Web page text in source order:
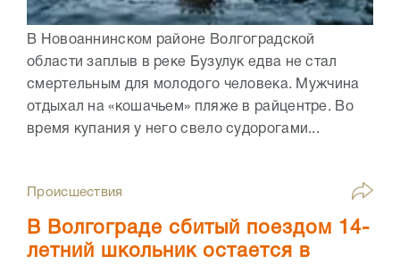
В Новоаннинском районе Волгоградской
области заплыв в реке Бузулук едва не стал
смертельным для молодого человека. Мужчина
отдыхал на «кошачьем» пляже в райцентре. Во
время купания у него свело судорогами...
Происшествия
В Волгограде сбитый поездом 14-
летний школьник остается в